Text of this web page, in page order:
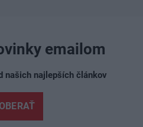
emailom
našich najlepších článkov